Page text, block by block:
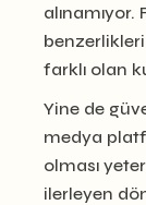
alınamıyor.
farklı olan
Yine de
medya
olması
ilerleyen